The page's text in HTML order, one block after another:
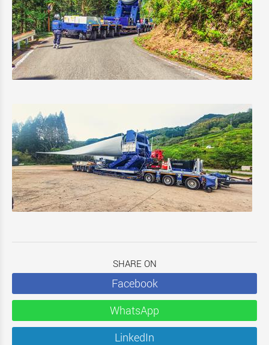
SHARE ON
Facebook
WhatsApp
LinkedIn